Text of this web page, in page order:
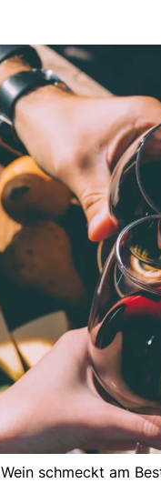
Wein schmeckt am